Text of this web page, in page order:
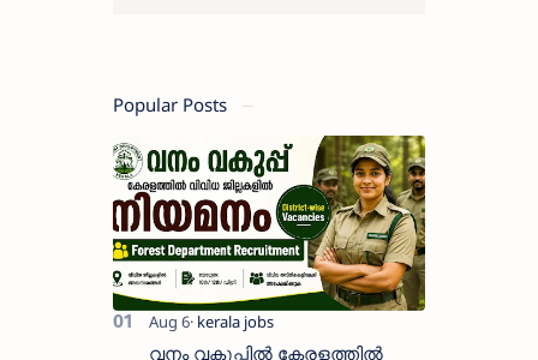
Popular Posts
വനം വകുപ്പിൽ കേരളത്തിൽ